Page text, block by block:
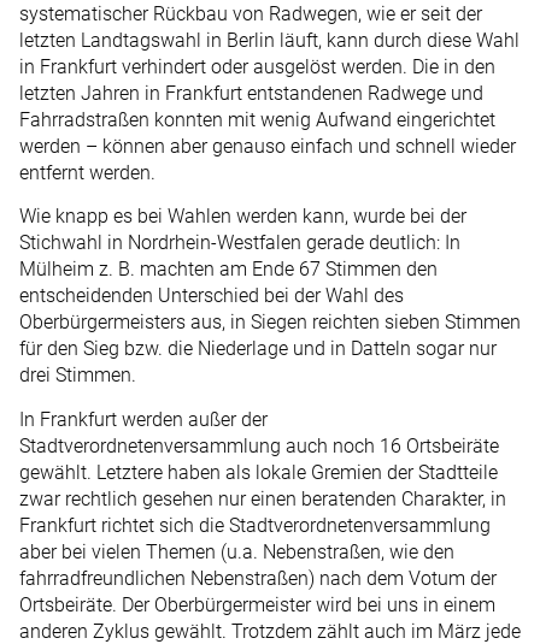
systematischer Rückbau von Radwegen, wie er seit der
letzten Landtagswahl in Berlin läuft, kann durch diese Wahl
in Frankfurt verhindert oder ausgelöst werden. Die in den
letzten Jahren in Frankfurt entstandenen Radwege und
Fahrradstraßen konnten mit wenig Aufwand eingerichtet
werden – können aber genauso einfach und schnell wieder
entfernt werden.
Wie knapp es bei Wahlen werden kann, wurde bei der
Stichwahl in Nordrhein-Westfalen gerade deutlich: In
Mülheim z. B. machten am Ende 67 Stimmen den
entscheidenden Unterschied bei der Wahl des
Oberbürgermeisters aus, in Siegen reichten sieben Stimmen
für den Sieg bzw. die Niederlage und in Datteln sogar nur
drei Stimmen.
In Frankfurt werden außer der
Stadtverordnetenversammlung auch noch 16 Ortsbeiräte
gewählt. Letztere haben als lokale Gremien der Stadtteile
zwar rechtlich gesehen nur einen beratenden Charakter, in
Frankfurt richtet sich die Stadtverordnetenversammlung
aber bei vielen Themen (u.a. Nebenstraßen, wie den
fahrradfreundlichen Nebenstraßen) nach dem Votum der
Ortsbeiräte. Der Oberbürgermeister wird bei uns in einem
anderen Zyklus gewählt. Trotzdem zählt auch im März jede